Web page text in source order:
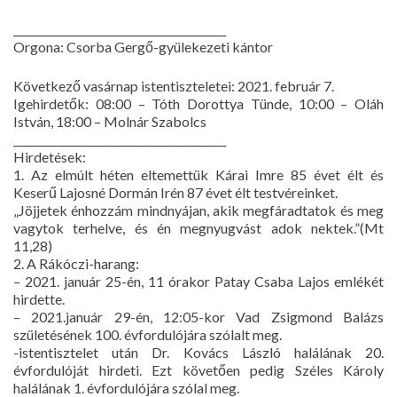
Orgona: Csorba Gergő-gyülekezeti kántor
Következő vasárnap istentiszteletei: 2021. február 7.
Igehirdetők: 08:00 – Tóth Dorottya Tünde, 10:00 – Oláh
István, 18:00 – Molnár Szabolcs
Hirdetések:
1. Az elmúlt héten eltemettük Kárai Imre 85 évet élt és
Keserű Lajosné Dormán Irén 87 évet élt testvéreinket.
„Jöjjetek énhozzám mindnyájan, akik megfáradtatok és meg
vagytok terhelve, és én megnyugvást adok nektek.”(Mt
11,28)
2. A Rákóczi-harang:
– 2021. január 25-én, 11 órakor Patay Csaba Lajos emlékét
hirdette.
– 2021.január 29-én, 12:05-kor Vad Zsigmond Balázs
születésének 100. évfordulójára szólalt meg.
-istentisztelet után Dr. Kovács László halálának 20.
évfordulóját hirdeti. Ezt követően pedig Széles Károly
halálának 1. évfordulójára szólal meg.